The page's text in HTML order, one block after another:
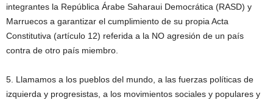
integrantes la República Árabe Saharaui Democrática (RASD) y
Marruecos a garantizar el cumplimiento de su propia Acta
Constitutiva (artículo 12) referida a la NO agresión de un país
contra de otro país miembro.
5. Llamamos a los pueblos del mundo, a las fuerzas políticas de
izquierda y progresistas, a los movimientos sociales y populares y